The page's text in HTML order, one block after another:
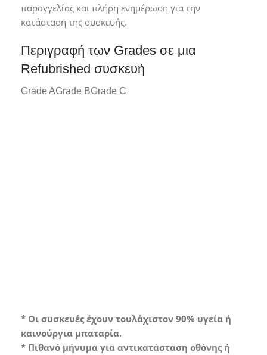
παραγγελίας και πλήρη ενημέρωση για την
κατάσταση της συσκευής.
Περιγραφή των Grades σε μια
Refubrished συσκευή
Grade AGrade BGrade C
* Οι συσκευές έχουν τουλάχιστον 90% υγεία ή
καινούργια μπαταρία.
* Πιθανό μήνυμα για αντικατάσταση οθόνης ή